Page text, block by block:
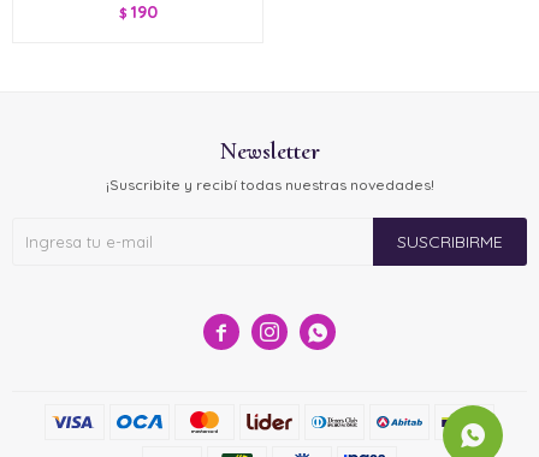
$ 190
  
Newsletter
¡Suscribite y recibí todas nuestras novedades!
SUSCRIBIRME